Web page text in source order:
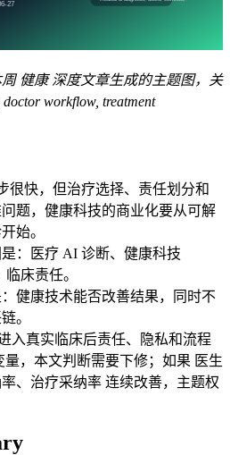
周 健康 深度文章生成的主题图，关
workflow, treatment
很快，但治疗选择、责任划分和
题，健康科技的商业化要从可解
始。
：医疗 AI 诊断、健康科技
床责任。
健康技术能否改善结果，同时不
。
入真实临床后责任、隐私和流程
量，本文判断需要下修；如果 医生
、治疗采纳率 连续改善，主题权